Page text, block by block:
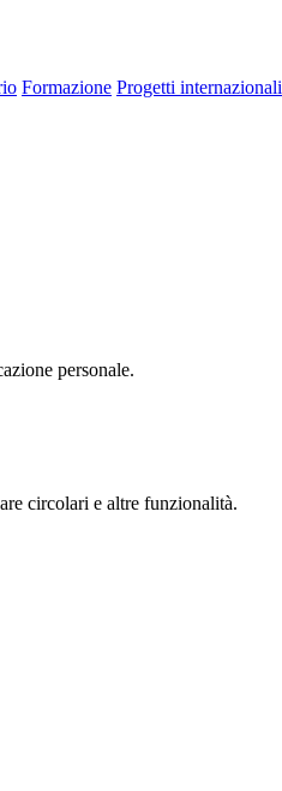
Formazione Progetti internazionali
personale.
circolari e altre funzionalità.